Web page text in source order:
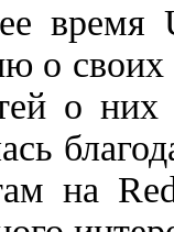
время
о своих
о них
на